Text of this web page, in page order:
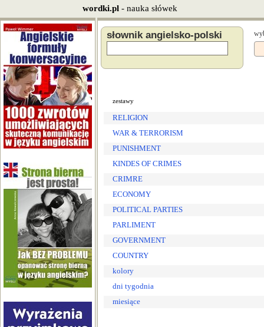
wordki.pl - nauka słówek
słownik angielsko-polski
zestawy
RELIGION
WAR & TERRORISM
PUNISHMENT
KINDES OF CRIMES
CRIMRE
ECONOMY
POLITICAL PARTIES
PARLIMENT
GOVERNMENT
COUNTRY
kolory
dni tygodnia
miesiące